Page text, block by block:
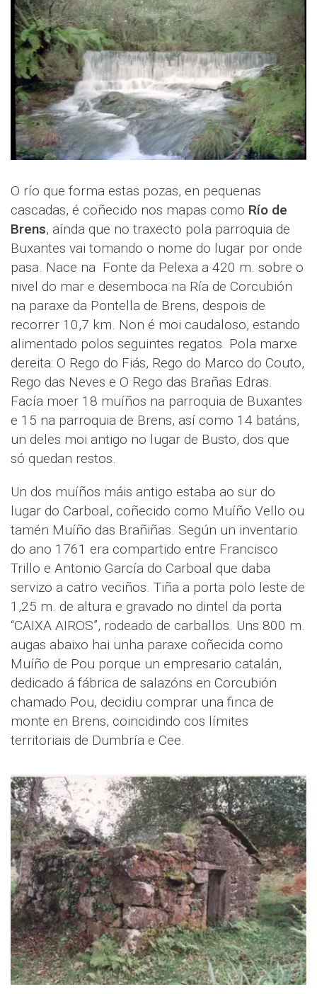
O río que forma estas pozas, en pequenas
cascadas, é coñecido nos mapas como Río de
Brens, aínda que no traxecto pola parroquia de
Buxantes vai tomando o nome do lugar por onde
pasa. Nace na Fonte da Pelexa a 420 m. sobre o
nivel do mar e desemboca na Ría de Corcubión
na paraxe da Pontella de Brens, despois de
recorrer 10,7 km. Non é moi caudaloso, estando
alimentado polos seguintes regatos. Pola marxe
dereita: O Rego do Fiás, Rego do Marco do Couto,
Rego das Neves e O Rego das Brañas Edras.
Facía moer 18 muíños na parroquia de Buxantes
e 15 na parroquia de Brens, así como 14 batáns,
un deles moi antigo no lugar de Busto, dos que
só quedan restos.
Un dos muíños máis antigo estaba ao sur do
lugar do Carboal, coñecido como Muíño Vello ou
tamén Muíño das Brañiñas. Según un inventario
do ano 1761 era compartido entre Francisco
Trillo e Antonio García do Carboal que daba
servizo a catro veciños. Tiña a porta polo leste de
1,25 m. de altura e gravado no dintel da porta
“CAIXA AIROS”, rodeado de carballos. Uns 800 m.
augas abaixo hai unha paraxe coñecida como
Muíño de Pou porque un empresario catalán,
dedicado á fábrica de salazóns en Corcubión
chamado Pou, decidiu comprar una finca de
monte en Brens, coincidindo cos límites
territoriais de Dumbría e Cee.